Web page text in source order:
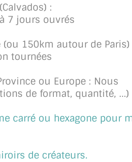
INSPIRATIONS
?
:
7 jours ouvrés
(ou 150km autour de Paris)
tournées
ou Europe : Nous
de format, quantité, ...)
carré ou hexagone pour
de créateurs.